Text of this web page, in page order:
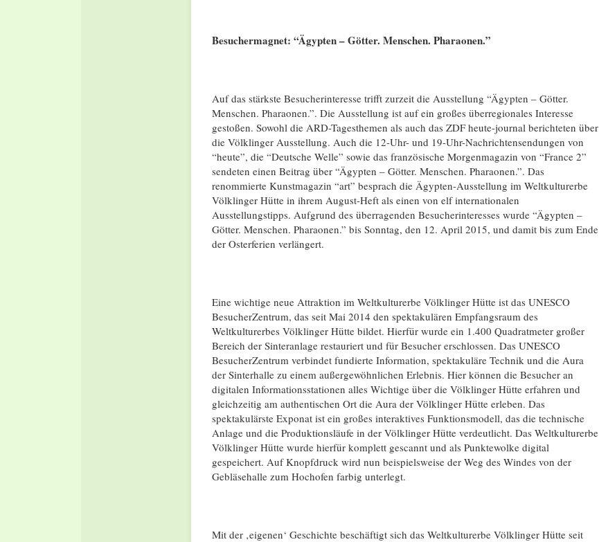
Besuchermagnet: “Ägypten – Götter. Menschen. Pharaonen.”
Auf das stärkste Besucherinteresse trifft zurzeit die Ausstellung “Ägypten – Götter.
Menschen. Pharaonen.”. Die Ausstellung ist auf ein großes überregionales Interesse
gestoßen. Sowohl die ARD-Tagesthemen als auch das ZDF heute-journal berichteten über
die Völklinger Ausstellung. Auch die 12-Uhr- und 19-Uhr-Nachrichtensendungen von
“heute”, die “Deutsche Welle” sowie das französische Morgenmagazin von “France 2”
sendeten einen Beitrag über “Ägypten – Götter. Menschen. Pharaonen.”. Das
renommierte Kunstmagazin “art” besprach die Ägypten-Ausstellung im Weltkulturerbe
Völklinger Hütte in ihrem August-Heft als einen von elf internationalen
Ausstellungstipps. Aufgrund des überragenden Besucherinteresses wurde “Ägypten –
Götter. Menschen. Pharaonen.” bis Sonntag, den 12. April 2015, und damit bis zum Ende
der Osterferien verlängert.
Eine wichtige neue Attraktion im Weltkulturerbe Völklinger Hütte ist das UNESCO
BesucherZentrum, das seit Mai 2014 den spektakulären Empfangsraum des
Weltkulturerbes Völklinger Hütte bildet. Hierfür wurde ein 1.400 Quadratmeter großer
Bereich der Sinteranlage restauriert und für Besucher erschlossen. Das UNESCO
BesucherZentrum verbindet fundierte Information, spektakuläre Technik und die Aura
der Sinterhalle zu einem außergewöhnlichen Erlebnis. Hier können die Besucher an
digitalen Informationsstationen alles Wichtige über die Völklinger Hütte erfahren und
gleichzeitig am authentischen Ort die Aura der Völklinger Hütte erleben. Das
spektakulärste Exponat ist ein großes interaktives Funktionsmodell, das die technische
Anlage und die Produktionsläufe in der Völklinger Hütte verdeutlicht. Das Weltkulturerbe
Völklinger Hütte wurde hierfür komplett gescannt und als Punktewolke digital
gespeichert. Auf Knopfdruck wird nun beispielsweise der Weg des Windes von der
Gebläsehalle zum Hochofen farbig unterlegt.
Mit der ‚eigenen‘ Geschichte beschäftigt sich das Weltkulturerbe Völklinger Hütte seit